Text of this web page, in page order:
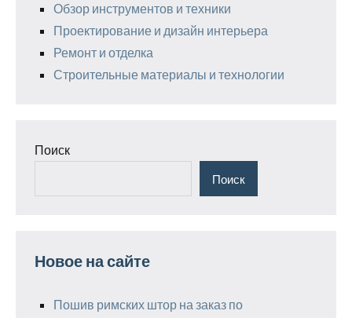
Обзор инструментов и техники
Проектирование и дизайн интерьера
Ремонт и отделка
Строительные материалы и технологии
Поиск
Поиск
Новое на сайте
Пошив римских штор на заказ по